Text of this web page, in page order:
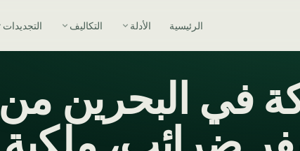
الرئيسية الأدلة التكاليف التجديدات
في البحرين من